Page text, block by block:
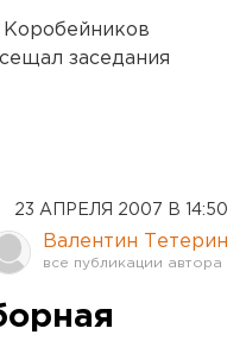
заседания
23 АПРЕЛЯ 2007 В 14:50
Валентин Тетерин